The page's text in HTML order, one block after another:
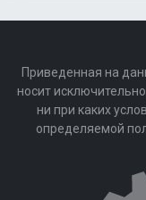
Приведенная на
носит
ни при каких
определяемой